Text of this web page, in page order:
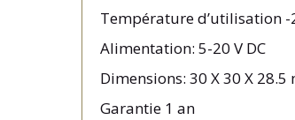
Température d’utilisation -
Alimentation: 5-20 V DC
Dimensions: 30 X 30 X 28.5
Garantie 1 an